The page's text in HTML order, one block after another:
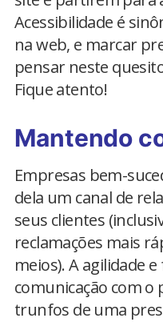
Acessibilidade é
na web, e marcar
pensar neste
Fique atento!
Mantendo
Empresas bem-
dela um canal de
seus clientes
reclamações mais
meios). A agilidade
comunicação com o
trunfos de uma